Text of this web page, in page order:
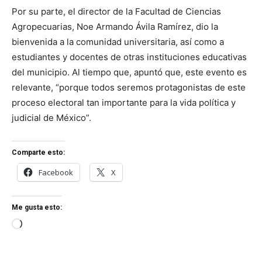
Por su parte, el director de la Facultad de Ciencias
Agropecuarias, Noe Armando Ávila Ramírez, dio la
bienvenida a la comunidad universitaria, así como a
estudiantes y docentes de otras instituciones educativas
del municipio. Al tiempo que, apuntó que, este evento es
relevante, “porque todos seremos protagonistas de este
proceso electoral tan importante para la vida política y
judicial de México”.
Comparte esto:
Facebook X
Me gusta esto:
Loading…